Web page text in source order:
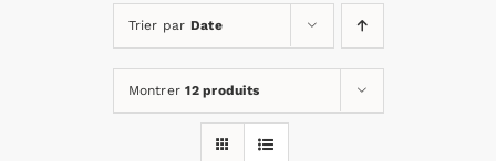
Trier par Date
Montrer12 produits